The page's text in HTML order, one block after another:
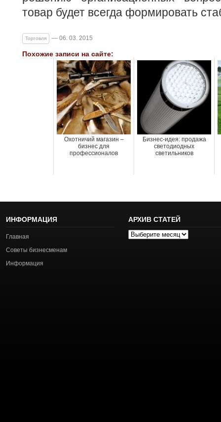
товар будет всегда формировать
Торговля — 06. 03. 2015
Похожие записи на сайте:
Охотничий магазин –
бизнес для
профессионалов
Бизнес-идея: продажа
светодиодных
светильников
ИНФОРМАЦИЯ
Главная
Советы бизнесменам
Информация
АРХИВ СТАТЕЙ
Архив